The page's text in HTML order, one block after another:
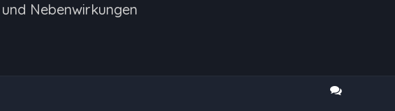
Nebenwirkungen